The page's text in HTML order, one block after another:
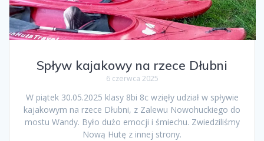
Spływ kajakowy na rzece Dłubni
6 czerwca 2025
W piątek 30.05.2025 klasy 8bi 8c wzięły udział w spływie
kajakowym na rzece Dłubni, z Zalewu Nowohuckiego do
mostu Wandy. Było dużo emocji i śmiechu. Zwiedziliśmy
Nową Hutę z innej strony.